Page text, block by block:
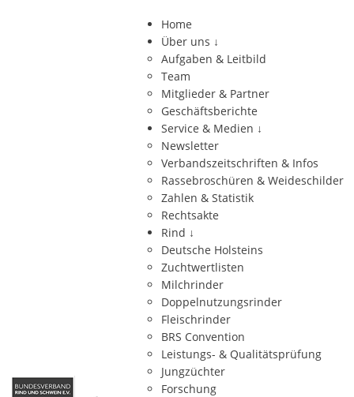
Home
Über uns ↓
Aufgaben & Leitbild
Team
Mitglieder & Partner
Geschäftsberichte
Service & Medien ↓
Newsletter
Verbandszeitschriften & Infos
Rassebroschüren & Weideschilder
Zahlen & Statistik
Rechtsakte
Rind ↓
Deutsche Holsteins
Zuchtwertlisten
Milchrinder
Doppelnutzungsrinder
Fleischrinder
BRS Convention
Leistungs- & Qualitätsprüfung
Jungzüchter
Forschung